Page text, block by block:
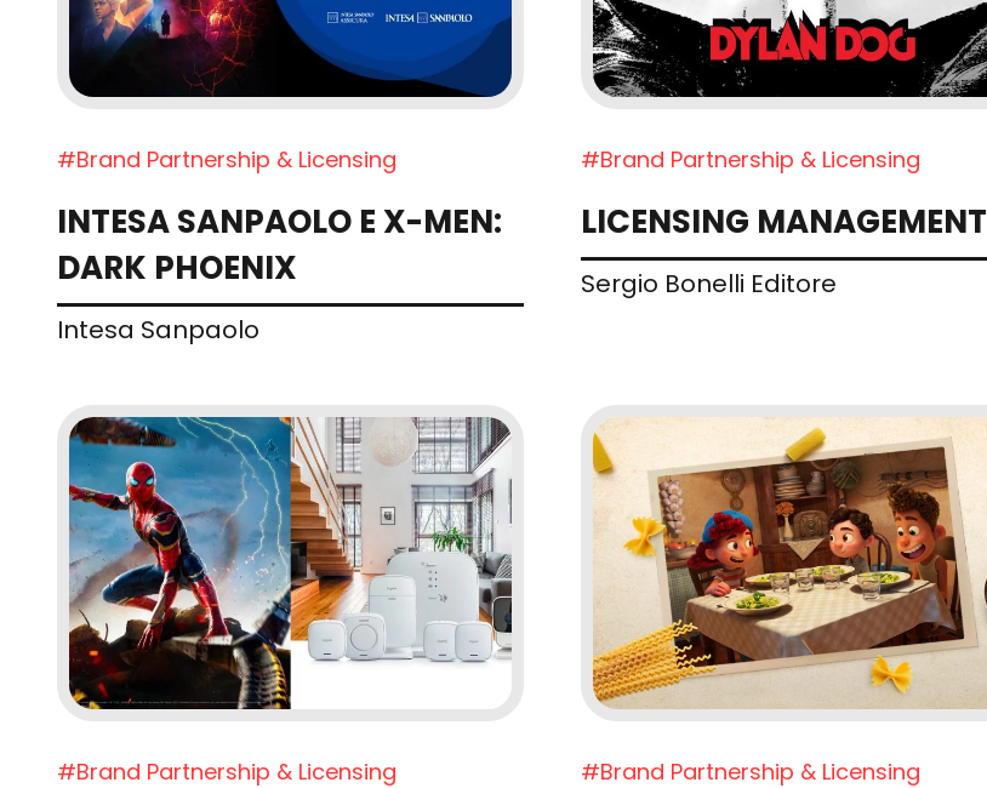
#Brand Partnership & Licensing
INTESA SANPAOLO E X-MEN:
DARK PHOENIX
Intesa Sanpaolo
#Brand Partnership & Licensing
LICENSING MANAGEMENT
Sergio Bonelli Editore
#Brand Partnership & Licensing #Brand Partnership & Licensing